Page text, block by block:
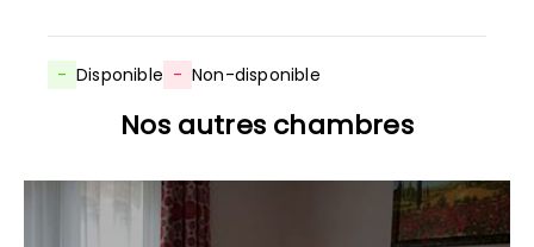
- Disponible - Non-disponible
Nos autres chambres